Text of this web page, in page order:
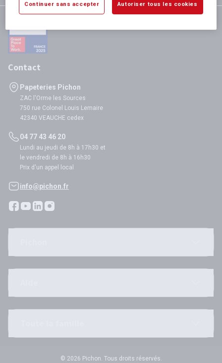
Contact
Papeteries Pichon
ZAC l'Orme les Sources
750 rue Colonel Louis Lemaire
42340 VEAUCHE cedex
04 77 43 46 20
Lundi au jeudi de 8h à 17h30 et
le vendredi de 8h à 16h30
Prix d'un appel local
info@pichon.fr
© 2026 Pichon. Tous droits réservés.
Continuer sans accepter Autoriser tous les cookies